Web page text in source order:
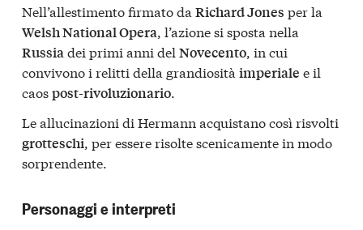
Nell’allestimento firmato da Richard Jones per la
Welsh National Opera , l’azione si sposta nella
Russia dei primi anni del Novecento , in cui
convivono i relitti della grandiosità imperiale e il
caospost-rivoluzionario
Le allucinazioni di Hermann acquistano così risvolti
grotteschi, per essere risolte scenicamente in modo
sorprendente.
Personaggi e interpreti